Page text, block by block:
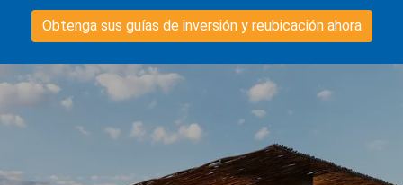
Obtenga sus guías de inversión y reubicación ahora